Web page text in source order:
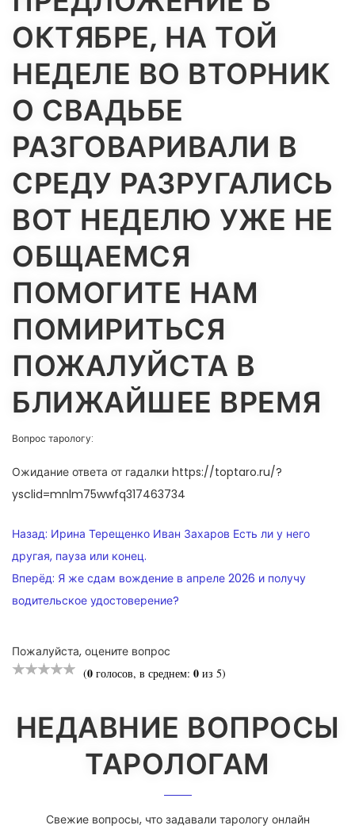
ОКТЯБРЕ, НА ТОЙ
НЕДЕЛЕ ВО ВТОРНИК
О СВАДЬБЕ
РАЗГОВАРИВАЛИ В
СРЕДУ РАЗРУГАЛИСЬ
ВОТ НЕДЕЛЮ УЖЕ НЕ
ОБЩАЕМСЯ
ПОМОГИТЕ НАМ
ПОМИРИТЬСЯ
ПОЖАЛУЙСТА В
БЛИЖАЙШЕЕ ВРЕМЯ
Вопрос тарологу:
Ожидание ответа от гадалки https://toptaro.ru/?
ysclid=mnlm75wwfq317463734
НАВИГАЦИЯ
ПО
ЗАПИСЯМ
Назад: Ирина Терещенко Иван Захаров Есть ли у него
другая, пауза или конец.
Вперёд: Я же сдам вождение в апреле 2026 и получу
водительское удостоверение?
Пожалуйста, оцените вопрос
(0 голосов, в среднем: 0 из 5)
НЕДАВНИЕ ВОПРОСЫ
ТАРОЛОГАМ
Свежие вопросы, что задавали тарологу онлайн